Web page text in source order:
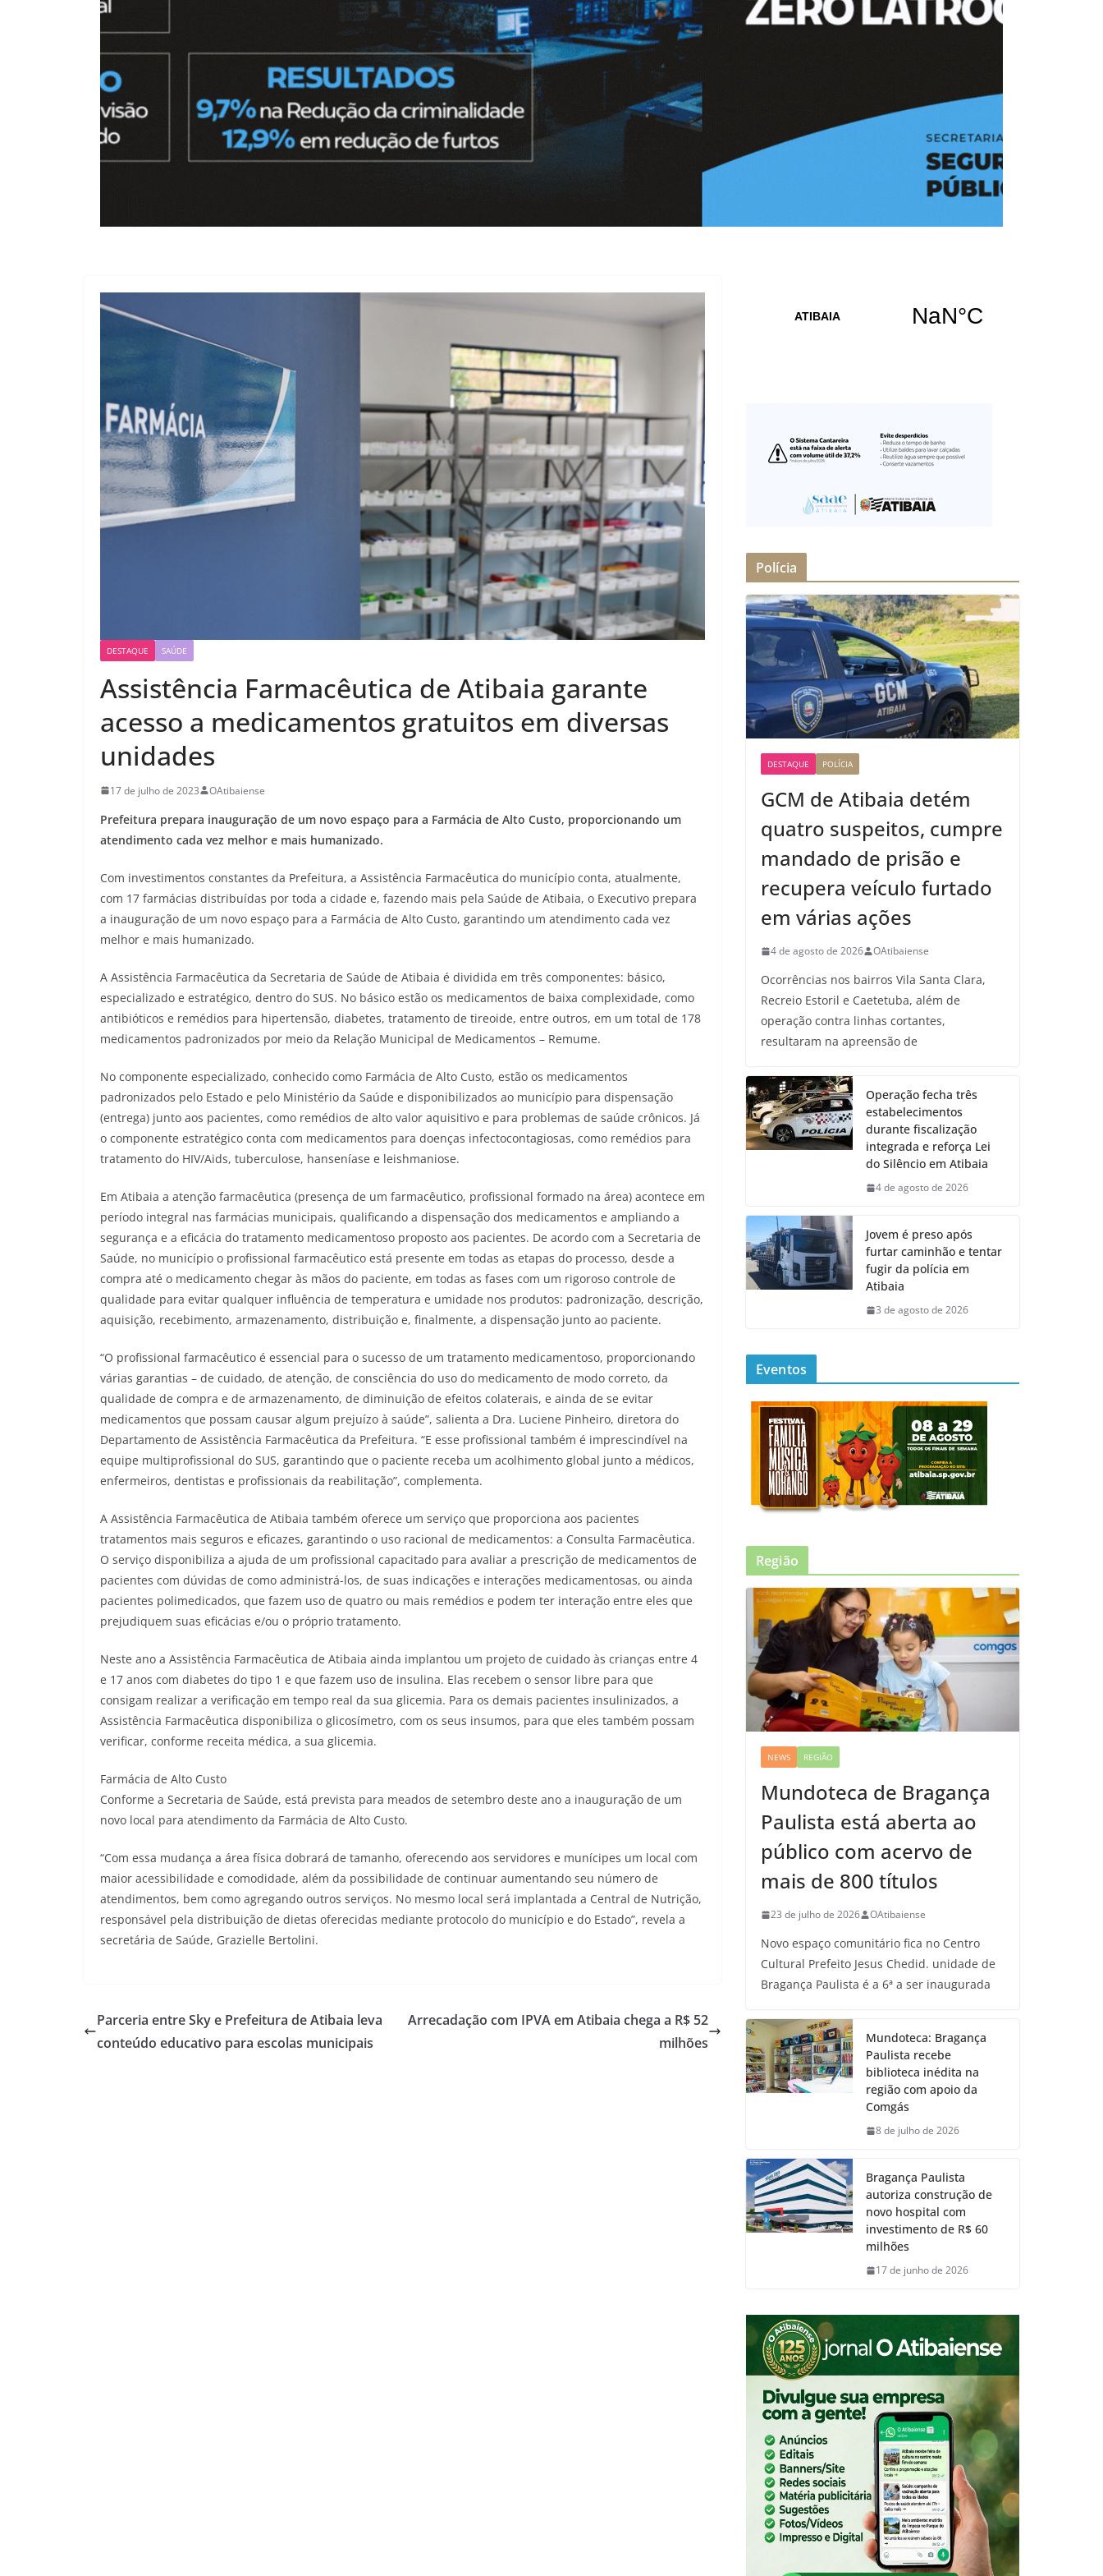
DESTAQUE SAÚDE
Assistência Farmacêutica de Atibaia garante
acesso a medicamentos gratuitos em diversas
unidades
17 de julho de 2023 OAtibaiense
Prefeitura prepara inauguração de um novo espaço para a Farmácia de Alto Custo, proporcionando um
atendimento cada vez melhor e mais humanizado.
Com investimentos constantes da Prefeitura, a Assistência Farmacêutica do município conta, atualmente,
com 17 farmácias distribuídas por toda a cidade e, fazendo mais pela Saúde de Atibaia, o Executivo prepara
a inauguração de um novo espaço para a Farmácia de Alto Custo, garantindo um atendimento cada vez
melhor e mais humanizado.
A Assistência Farmacêutica da Secretaria de Saúde de Atibaia é dividida em três componentes: básico,
especializado e estratégico, dentro do SUS. No básico estão os medicamentos de baixa complexidade, como
antibióticos e remédios para hipertensão, diabetes, tratamento de tireoide, entre outros, em um total de 178
medicamentos padronizados por meio da Relação Municipal de Medicamentos – Remume.
No componente especializado, conhecido como Farmácia de Alto Custo, estão os medicamentos
padronizados pelo Estado e pelo Ministério da Saúde e disponibilizados ao município para dispensação
(entrega) junto aos pacientes, como remédios de alto valor aquisitivo e para problemas de saúde crônicos. Já
o componente estratégico conta com medicamentos para doenças infectocontagiosas, como remédios para
tratamento do HIV/Aids, tuberculose, hanseníase e leishmaniose.
Em Atibaia a atenção farmacêutica (presença de um farmacêutico, profissional formado na área) acontece em
período integral nas farmácias municipais, qualificando a dispensação dos medicamentos e ampliando a
segurança e a eficácia do tratamento medicamentoso proposto aos pacientes. De acordo com a Secretaria de
Saúde, no município o profissional farmacêutico está presente em todas as etapas do processo, desde a
compra até o medicamento chegar às mãos do paciente, em todas as fases com um rigoroso controle de
qualidade para evitar qualquer influência de temperatura e umidade nos produtos: padronização, descrição,
aquisição, recebimento, armazenamento, distribuição e, finalmente, a dispensação junto ao paciente.
“O profissional farmacêutico é essencial para o sucesso de um tratamento medicamentoso, proporcionando
várias garantias – de cuidado, de atenção, de consciência do uso do medicamento de modo correto, da
qualidade de compra e de armazenamento, de diminuição de efeitos colaterais, e ainda de se evitar
medicamentos que possam causar algum prejuízo à saúde”, salienta a Dra. Luciene Pinheiro, diretora do
Departamento de Assistência Farmacêutica da Prefeitura. “E esse profissional também é imprescindível na
equipe multiprofissional do SUS, garantindo que o paciente receba um acolhimento global junto a médicos,
enfermeiros, dentistas e profissionais da reabilitação”, complementa.
A Assistência Farmacêutica de Atibaia também oferece um serviço que proporciona aos pacientes
tratamentos mais seguros e eficazes, garantindo o uso racional de medicamentos: a Consulta Farmacêutica.
O serviço disponibiliza a ajuda de um profissional capacitado para avaliar a prescrição de medicamentos de
pacientes com dúvidas de como administrá-los, de suas indicações e interações medicamentosas, ou ainda
pacientes polimedicados, que fazem uso de quatro ou mais remédios e podem ter interação entre eles que
prejudiquem suas eficácias e/ou o próprio tratamento.
Neste ano a Assistência Farmacêutica de Atibaia ainda implantou um projeto de cuidado às crianças entre 4
e 17 anos com diabetes do tipo 1 e que fazem uso de insulina. Elas recebem o sensor libre para que
consigam realizar a verificação em tempo real da sua glicemia. Para os demais pacientes insulinizados, a
Assistência Farmacêutica disponibiliza o glicosímetro, com os seus insumos, para que eles também possam
verificar, conforme receita médica, a sua glicemia.
Farmácia de Alto Custo
Conforme a Secretaria de Saúde, está prevista para meados de setembro deste ano a inauguração de um
novo local para atendimento da Farmácia de Alto Custo.
“Com essa mudança a área física dobrará de tamanho, oferecendo aos servidores e munícipes um local com
maior acessibilidade e comodidade, além da possibilidade de continuar aumentando seu número de
atendimentos, bem como agregando outros serviços. No mesmo local será implantada a Central de Nutrição,
responsável pela distribuição de dietas oferecidas mediante protocolo do município e do Estado”, revela a
secretária de Saúde, Grazielle Bertolini.
Parceria entre Sky e Prefeitura de Atibaia leva
conteúdo educativo para escolas municipais
Arrecadação com IPVA em Atibaia chega a R$ 52
milhões
Polícia
DESTAQUE POLÍCIA
GCM de Atibaia detém
quatro suspeitos, cumpre
mandado de prisão e
recupera veículo furtado
em várias ações
4 de agosto de 2026 OAtibaiense
Ocorrências nos bairros Vila Santa Clara,
Recreio Estoril e Caetetuba, além de
operação contra linhas cortantes,
resultaram na apreensão de
Operação fecha três
estabelecimentos
durante fiscalização
integrada e reforça Lei
do Silêncio em Atibaia
4 de agosto de 2026
Jovem é preso após
furtar caminhão e tentar
fugir da polícia em
Atibaia
3 de agosto de 2026
Eventos
Região
NEWS REGIÃO
Mundoteca de Bragança
Paulista está aberta ao
público com acervo de
mais de 800 títulos
23 de julho de 2026 OAtibaiense
Novo espaço comunitário fica no Centro
Cultural Prefeito Jesus Chedid. unidade de
Bragança Paulista é a 6ª a ser inaugurada
Mundoteca: Bragança
Paulista recebe
biblioteca inédita na
região com apoio da
Comgás
8 de julho de 2026
Bragança Paulista
autoriza construção de
novo hospital com
investimento de R$ 60
milhões
17 de junho de 2026